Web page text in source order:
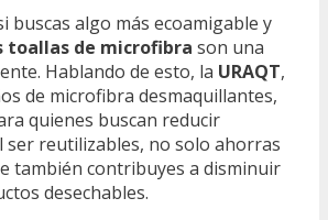
buscas algo más ecoamigable y
toallas de microfibra son una
Hablando de esto, la URAQT,
de microfibra desmaquillantes,
quienes buscan reducir
ser reutilizables, no solo ahorras
también contribuyes a disminuir
desechables.